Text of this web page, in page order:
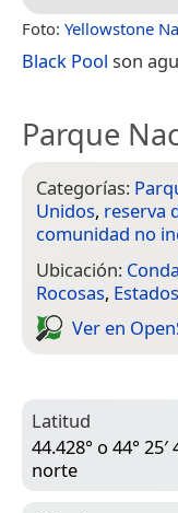
Foto: Yellowstone
Black Pool son
Parque
Categorías:
Unidos, reserva
comunidad no
Ubicación:
Rocosas,
Ver en
Latitud
44.428° o 44° 25′
norte